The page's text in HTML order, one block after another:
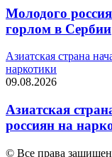
Молодого
горлом в Сербии
Азиатская страна
наркотики
09.08.2026
Азиатская
россиян на
© Все права